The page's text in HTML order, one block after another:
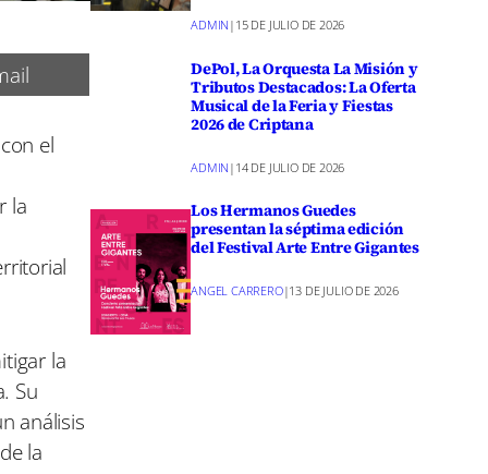
el
la
la
Su
análisis
la
ADMIN | 15 DE JULIO DE 2026
DePol, La Orquesta La Misión y
Tributos Destacados: La Oferta
Musical de la Feria y Fiestas
2026 de Criptana
ADMIN | 14 DE JULIO DE 2026
Los Hermanos Guedes
presentan la séptima edición
del Festival Arte Entre Gigantes
ANGEL CARRERO|13 DE JULIO DE 2026